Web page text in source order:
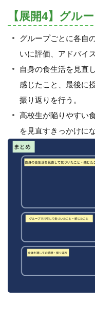
【展開4】グル
グループごとに各自
いに評価、アドバイ
自身の食生活を見直
感じたこと、最後に
振り返りを行う。
高校生が陥りやすい
を見直すきっかけに